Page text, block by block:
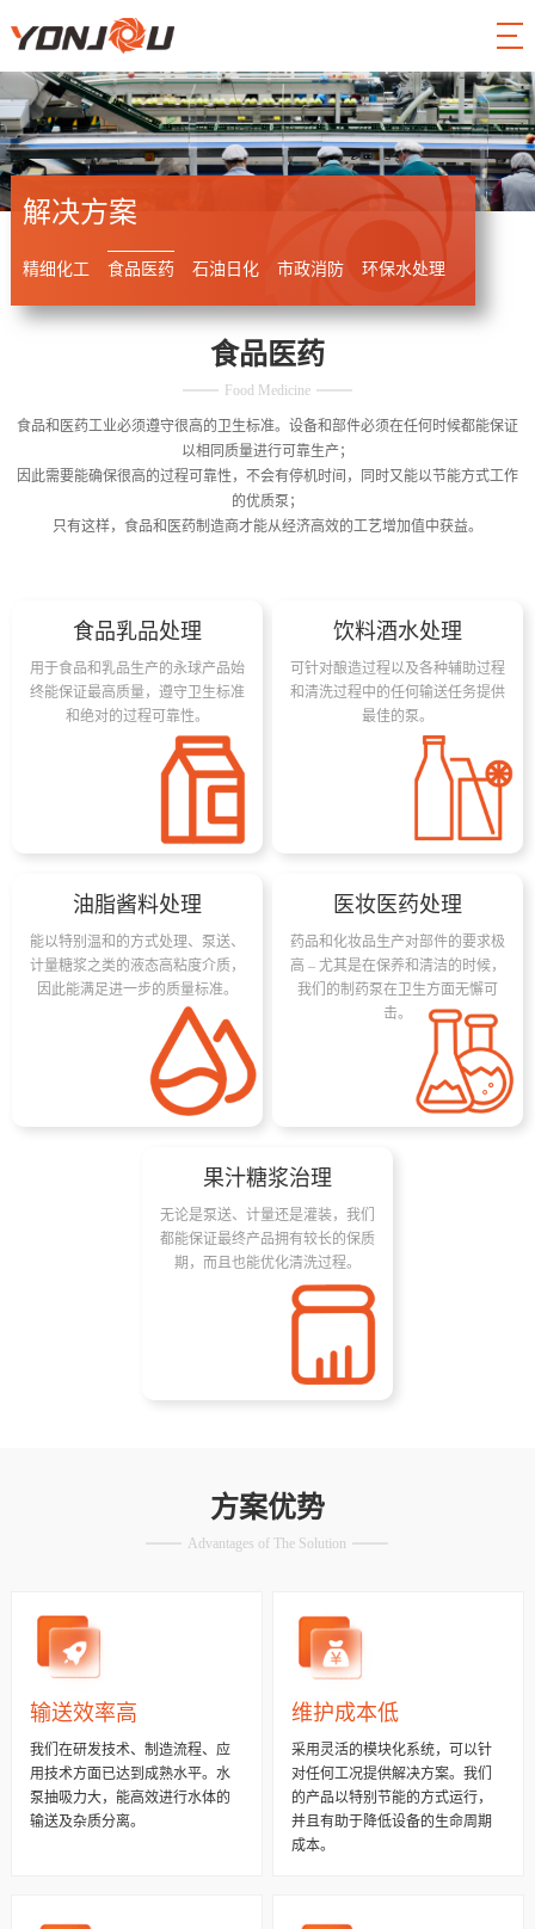
解决方案
精细化工 食品医药 石油日化 市政消防 环保水处理
食品医药
Food Medicine
食品和医药工业必须遵守很高的卫生标准。设备和部件必须在任何时候都能保证
以相同质量进行可靠生产；
因此需要能确保很高的过程可靠性，不会有停机时间，同时又能以节能方式工作
的优质泵；
只有这样，食品和医药制造商才能从经济高效的工艺增加值中获益。
食品乳品处理
用于食品和乳品生产的永球产品始
终能保证最高质量，遵守卫生标准
和绝对的过程可靠性。
饮料酒水处理
可针对酿造过程以及各种辅助过程
和清洗过程中的任何输送任务提供
最佳的泵。
油脂酱料处理
能以特别温和的方式处理、泵送、
计量糖浆之类的液态高粘度介质，
因此能满足进一步的质量标准。
医妆医药处理
药品和化妆品生产对部件的要求极
高 – 尤其是在保养和清洁的时候，
我们的制药泵在卫生方面无懈可
击。
果汁糖浆治理
无论是泵送、计量还是灌装，我们
都能保证最终产品拥有较长的保质
期，而且也能优化清洗过程。
方案优势
Advantages of The Solution
输送效率高
我们在研发技术、制造流程、应
用技术方面已达到成熟水平。水
泵抽吸力大，能高效进行水体的
输送及杂质分离。
维护成本低
采用灵活的模块化系统，可以针
对任何工况提供解决方案。我们
的产品以特别节能的方式运行，
并且有助于降低设备的生命周期
成本。